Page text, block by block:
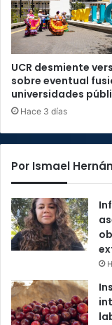
UCR desmiente
sobre eventual
universidades
Hace 3 días
Por Ismael